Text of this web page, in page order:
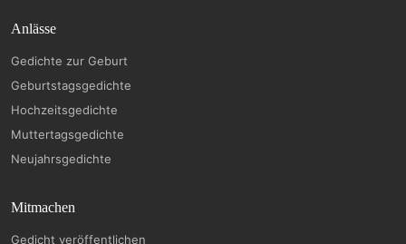
Anlässe
Gedichte zur Geburt
Geburtstagsgedichte
Hochzeitsgedichte
Muttertagsgedichte
Neujahrsgedichte
Mitmachen
Gedicht veröffentlichen